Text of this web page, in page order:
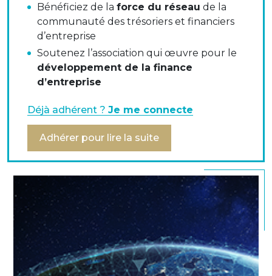
à vos collaborateurs ! Une fois l'enquête terminée,
nous mettrons en ligne les résultats.
Bénéficiez de la force du réseau de la
communauté des trésoriers et financiers
d’entreprise
Soutenez l’association qui œuvre pour le
développement de la finance
d’entreprise
Déjà adhérent ? Je me connecte
Adhérer pour lire la suite